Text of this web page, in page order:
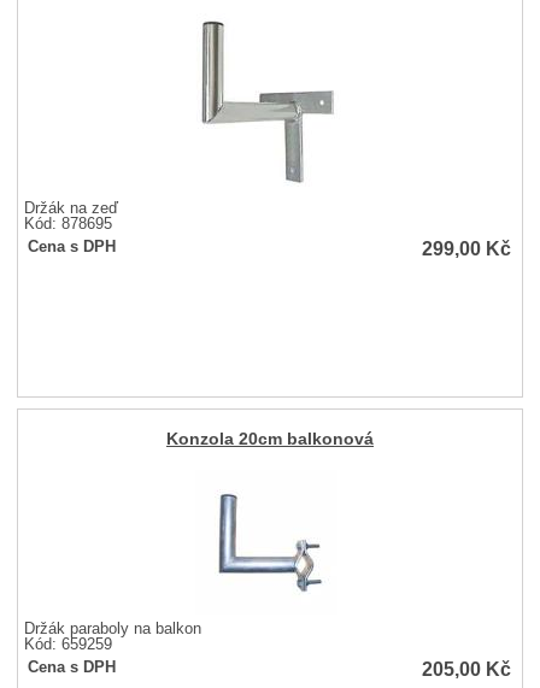
Držák na zeď
Kód: 878695
Cena s DPH
299,00 Kč
Konzola 20cm balkonová
Držák paraboly na balkon
Kód: 659259
Cena s DPH
205,00 Kč